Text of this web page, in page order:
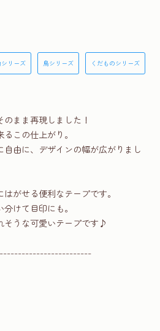
リーズ 鳥シリーズ くだものシリーズ
まま再現しました！
この仕上がり。
自由に、デザインの幅が広がりまし
がせる便利なテープです。
けて目印にも。
そうな可愛いテープです♪